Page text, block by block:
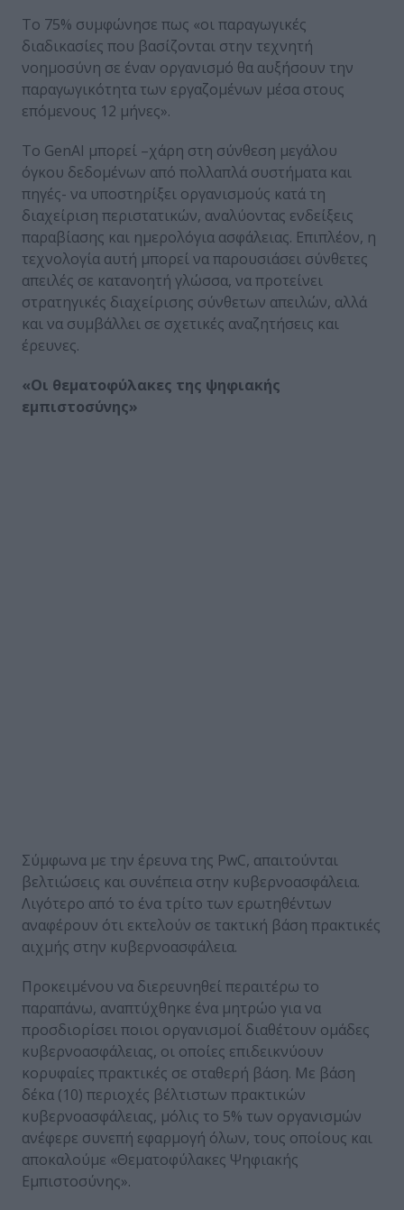
Το 75% συμφώνησε πως «οι παραγωγικές
διαδικασίες που βασίζονται στην τεχνητή
νοημοσύνη σε έναν οργανισμό θα αυξήσουν την
παραγωγικότητα των εργαζομένων μέσα στους
επόμενους 12 μήνες».
Το GenAI μπορεί –χάρη στη σύνθεση μεγάλου
όγκου δεδομένων από πολλαπλά συστήματα και
πηγές- να υποστηρίξει οργανισμούς κατά τη
διαχείριση περιστατικών, αναλύοντας ενδείξεις
παραβίασης και ημερολόγια ασφάλειας. Επιπλέον, η
τεχνολογία αυτή μπορεί να παρουσιάσει σύνθετες
απειλές σε κατανοητή γλώσσα, να προτείνει
στρατηγικές διαχείρισης σύνθετων απειλών, αλλά
και να συμβάλλει σε σχετικές αναζητήσεις και
έρευνες.
«Οι θεματοφύλακες της ψηφιακής
εμπιστοσύνης»
Σύμφωνα με την έρευνα της PwC, απαιτούνται
βελτιώσεις και συνέπεια στην κυβερνοασφάλεια.
Λιγότερο από το ένα τρίτο των ερωτηθέντων
αναφέρουν ότι εκτελούν σε τακτική βάση πρακτικές
αιχμής στην κυβερνοασφάλεια.
Προκειμένου να διερευνηθεί περαιτέρω το
παραπάνω, αναπτύχθηκε ένα μητρώο για να
προσδιορίσει ποιοι οργανισμοί διαθέτουν ομάδες
κυβερνοασφάλειας, οι οποίες επιδεικνύουν
κορυφαίες πρακτικές σε σταθερή βάση. Με βάση
δέκα (10) περιοχές βέλτιστων πρακτικών
κυβερνοασφάλειας, μόλις το 5% των οργανισμών
ανέφερε συνεπή εφαρμογή όλων, τους οποίους και
αποκαλούμε «Θεματοφύλακες Ψηφιακής
Εμπιστοσύνης».